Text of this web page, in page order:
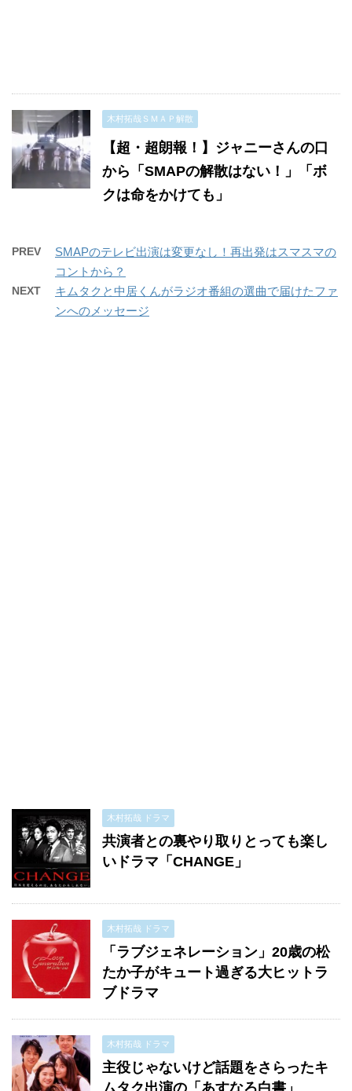
木村拓哉ＳＭＡＰ解散
【超・超朗報！】ジャニーさんの口
から「SMAPの解散はない！」「ボ
クは命をかけても」
PREV
SMAPのテレビ出演は変更なし！再出発はスマスマの
コントから？
NEXT
キムタクと中居くんがラジオ番組の選曲で届けたファ
ンへのメッセージ
木村拓哉 ドラマ
共演者との裏やり取りとっても楽し
いドラマ「CHANGE」
木村拓哉 ドラマ
「ラブジェネレーション」20歳の松
たか子がキュート過ぎる大ヒットラ
ブドラマ
木村拓哉 ドラマ
主役じゃないけど話題をさらったキ
ムタク出演の「あすなろ白書」